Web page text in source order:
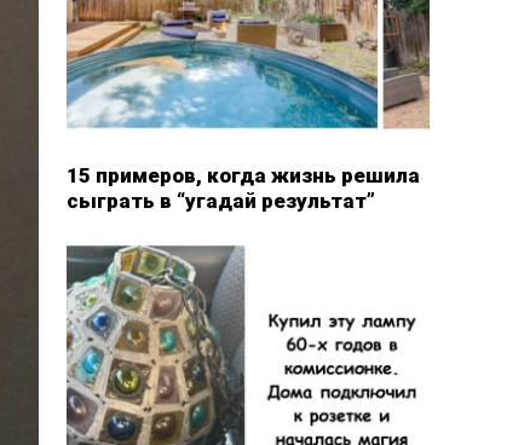
15 примеров, когда жизнь решила
сыграть в “угадай результат”